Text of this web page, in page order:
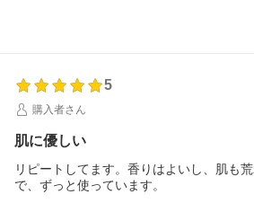
5
購入者さん
肌に優しい
リピートしてます。香りはよいし、肌も
で、ずっと使っています。